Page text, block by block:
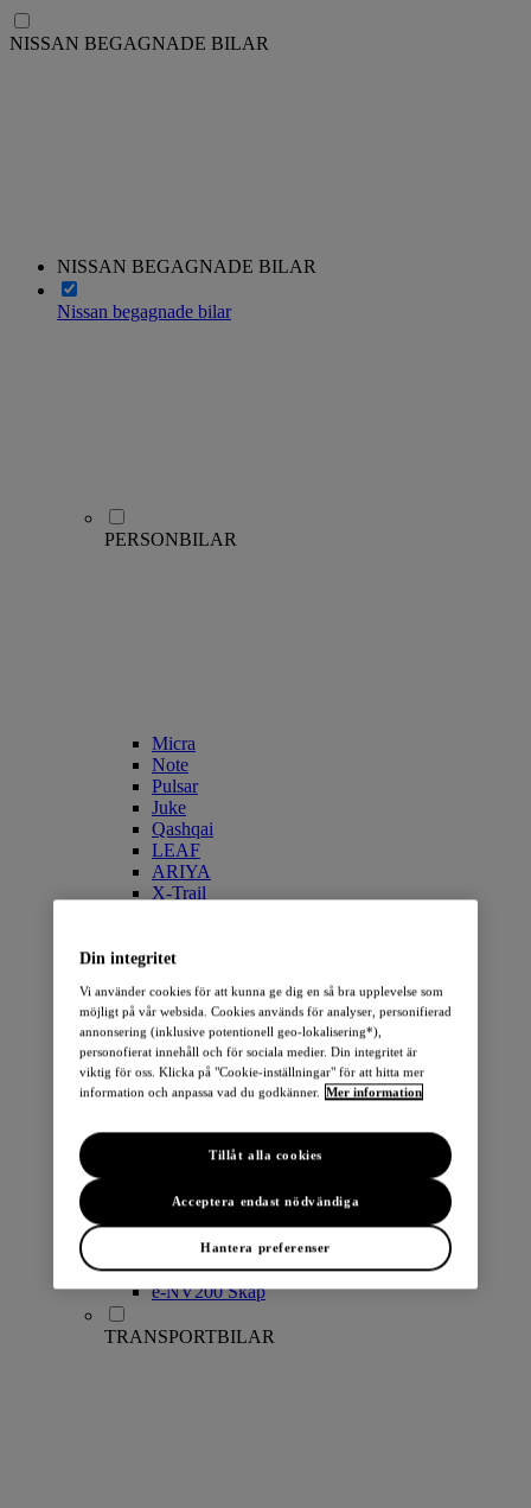
NISSAN BEGAGNADE BILAR
NISSAN BEGAGNADE BILAR
Nissan begagnade bilar
PERSONBILAR
Micra
Note
Pulsar
Juke
Qashqai
LEAF
ARIYA
X-Trail
Primastar/NV300 Combi
ELBILAR
LEAF
ARIYA
Townstar Combi EV
Townstar Skåp EV
e-NV200 Skåp
TRANSPORTBILAR
Din integritet
Vi använder cookies för att kunna ge dig en så bra upplevelse som
möjligt på vår websida. Cookies används för analyser, personifierad
annonsering (inklusive potentionell geo-lokalisering*),
personofierat innehåll och för sociala medier. Din integritet är
viktig för oss. Klicka på "Cookie-inställningar" för att hitta mer
information och anpassa vad du godkänner. Mer information
Hantera preferenser
Acceptera endast nödvändiga
Tillåt alla cookies